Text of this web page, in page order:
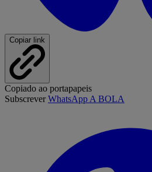
Copiar link
Copiado ao portapapeis
SubscreverWhatsApp A BOLA